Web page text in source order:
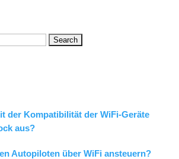
der Kompatibilität der WiFi-Geräte
aus?
Autopiloten über WiFi ansteuern?